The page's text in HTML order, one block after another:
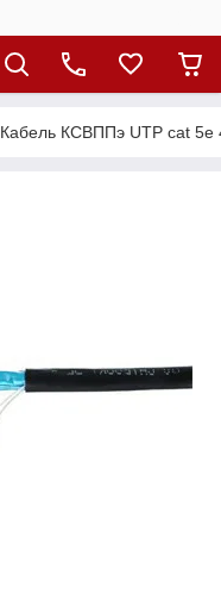
Кабель КСВППэ UTP cat 5e